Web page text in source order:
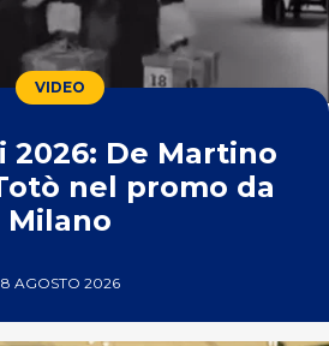
VIDEO
2026: De Martino
nel promo da
Milano
8 AGOSTO 2026